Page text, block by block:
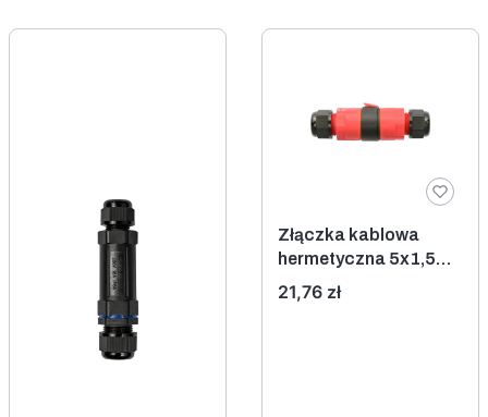
Złączka kablowa
hermetyczna 5x1,5
IP68
Cena
21,76 zł